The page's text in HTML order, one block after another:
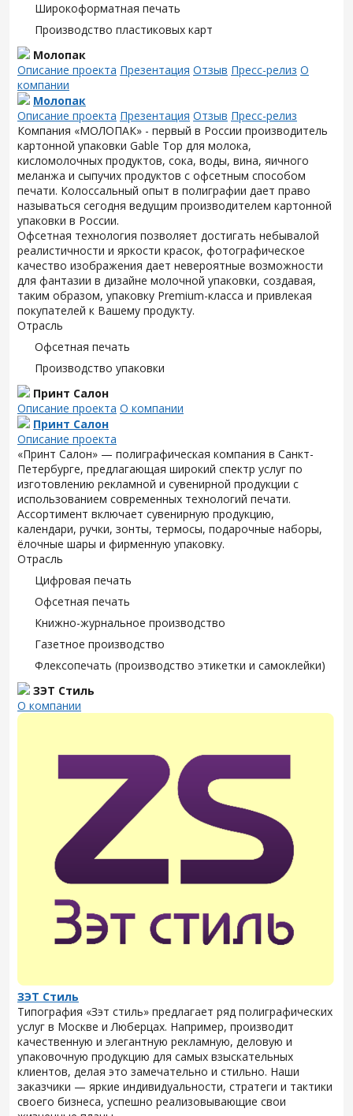
Широкоформатная печать
Производство пластиковых карт
Молопак
Описание проекта Презентация Отзыв Пресс-релиз О
компании
Молопак
Описание проекта Презентация Отзыв Пресс-релиз
Компания «МОЛОПАК» - первый в России производитель
картонной упаковки Gable Top для молока,
кисломолочных продуктов, сока, воды, вина, яичного
меланжа и сыпучих продуктов с офсетным способом
печати. Колоссальный опыт в полиграфии дает право
называться сегодня ведущим производителем картонной
упаковки в России.
Офсетная технология позволяет достигать небывалой
реалистичности и яркости красок, фотографическое
качество изображения дает невероятные возможности
для фантазии в дизайне молочной упаковки, создавая,
таким образом, упаковку Premium-класса и привлекая
покупателей к Вашему продукту.
Отрасль
Офсетная печать
Производство упаковки
Принт Салон
Описание проекта О компании
Принт Салон
Описание проекта
«Принт Салон» — полиграфическая компания в Санкт-
Петербурге, предлагающая широкий спектр услуг по
изготовлению рекламной и сувенирной продукции с
использованием современных технологий печати.
Ассортимент включает сувенирную продукцию,
календари, ручки, зонты, термосы, подарочные наборы,
ёлочные шары и фирменную упаковку.
Отрасль
Цифровая печать
Офсетная печать
Книжно-журнальное производство
Газетное производство
Флексопечать (производство этикетки и самоклейки)
ЗЭТ Стиль
О компании
ЗЭТ Стиль
Типография «Зэт cтиль» предлагает ряд полиграфических
услуг в Москве и Люберцах. Например, производит
качественную и элегантную рекламную, деловую и
упаковочную продукцию для самых взыскательных
клиентов, делая это замечательно и стильно. Наши
заказчики — яркие индивидуальности, стратеги и тактики
своего бизнеса, успешно реализовывающие свои